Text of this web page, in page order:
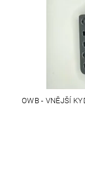
OWB - VNĚJŠÍ